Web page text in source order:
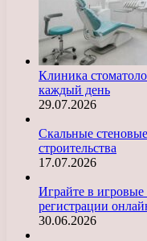
Клиника
каждый день
29.07.2026
Скальные
строительства
17.07.2026
Играйте в игровые
регистрации
30.06.2026